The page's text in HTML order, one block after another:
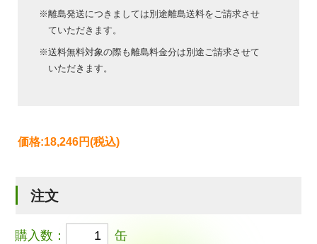
※離島発送につきましては別途離島送料をご請求させ
ていただきます。
※送料無料対象の際も離島料金分は別途ご請求させて
いただきます。
価格:18,246円(税込)
注文
購入数： 缶